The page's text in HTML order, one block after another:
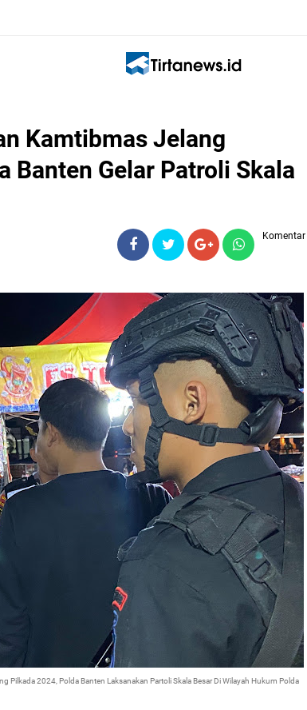
Kamtibmas Jelang
Banten Gelar Patroli Skala
Komentar
Pilkada 2024, Polda Banten Laksanakan Partoli Skala Besar Di Wilayah Hukum Polda